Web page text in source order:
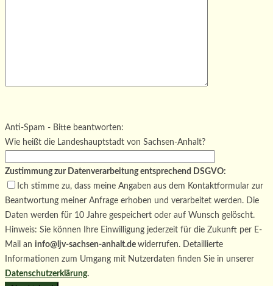
Bitte lasse dieses Feld leer.
Anti-Spam - Bitte beantworten:
Wie heißt die Landeshauptstadt von Sachsen-Anhalt?
Zustimmung zur Datenverarbeitung entsprechend DSGVO:
Ich stimme zu, dass meine Angaben aus dem Kontaktformular zur
Beantwortung meiner Anfrage erhoben und verarbeitet werden. Die
Daten werden für 10 Jahre gespeichert oder auf Wunsch gelöscht.
Hinweis: Sie können Ihre Einwilligung jederzeit für die Zukunft per E-
Mail an info@ljv-sachsen-anhalt.de widerrufen. Detaillierte
Informationen zum Umgang mit Nutzerdaten finden Sie in unserer
Datenschutzerklärung.